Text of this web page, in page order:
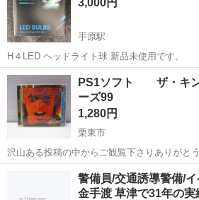
3,000円
手原駅
H４LED ヘッドライト球 新品未使用です。
滋賀 栗東市 テレビゲーム
PS1ソフト ザ・キン
ーズ99
1,280円
栗東市
沢山ある投稿の中からご観覧下さりありがとうござい
ついて＞ Sony PlayStation THE KING OF FIGHTERS '99 ソニー
プレイステーション 専用ソフト ...
栗東市 テレビゲーム
警備員/交通誘導警備/
金手渡 草津で31年の